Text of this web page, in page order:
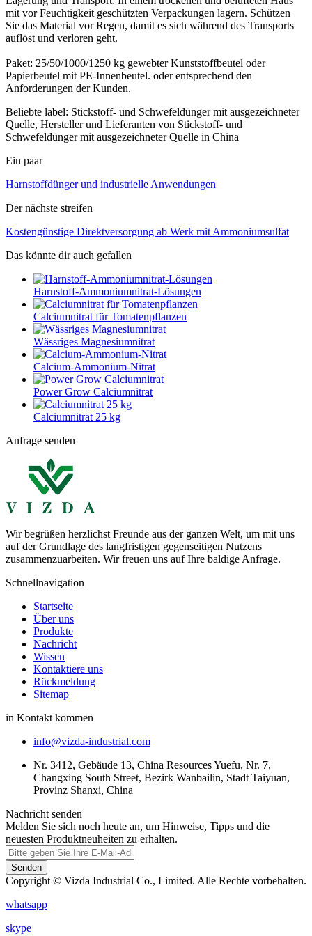
mit vor Feuchtigkeit geschützten Verpackungen lagern. Schützen
Sie das Material vor Regen, damit es sich während des Transports
auflöst und verloren geht.
Paket: 25/50/1000/1250 kg gewebter Kunststoffbeutel oder
Papierbeutel mit PE-Innenbeutel. oder entsprechend den
Anforderungen der Kunden.
Beliebte label: Stickstoff- und Schwefeldünger mit ausgezeichneter
Quelle, Hersteller und Lieferanten von Stickstoff- und
Schwefeldünger mit ausgezeichneter Quelle in China
Ein paar
Harnstoffdünger und industrielle Anwendungen
Der nächste streifen
Kostengünstige Direktversorgung ab Werk mit Ammoniumsulfat
Das könnte dir auch gefallen
Harnstoff-Ammoniumnitrat-Lösungen
Calciumnitrat für Tomatenpflanzen
Wässriges Magnesiumnitrat
Calcium-Ammonium-Nitrat
Power Grow Calciumnitrat
Calciumnitrat 25 kg
Anfrage senden
Wir begrüßen herzlichst Freunde aus der ganzen Welt, um mit uns
auf der Grundlage des langfristigen gegenseitigen Nutzens
zusammenzuarbeiten. Wir freuen uns auf Ihre baldige Anfrage.
Schnellnavigation
Startseite
Über uns
Produkte
Nachricht
Wissen
Kontaktiere uns
Rückmeldung
Sitemap
in Kontakt kommen
info@vizda-industrial.com
Nr. 3412, Gebäude 13, China Resources Yuefu, Nr. 7,
Changxing South Street, Bezirk Wanbailin, Stadt Taiyuan,
Provinz Shanxi, China
Nachricht senden
Melden Sie sich noch heute an, um Hinweise, Tipps und die
neuesten Produktneuheiten zu erhalten.
Senden
Copyright © Vizda Industrial Co., Limited. Alle Rechte vorbehalten.
whatsapp
skype